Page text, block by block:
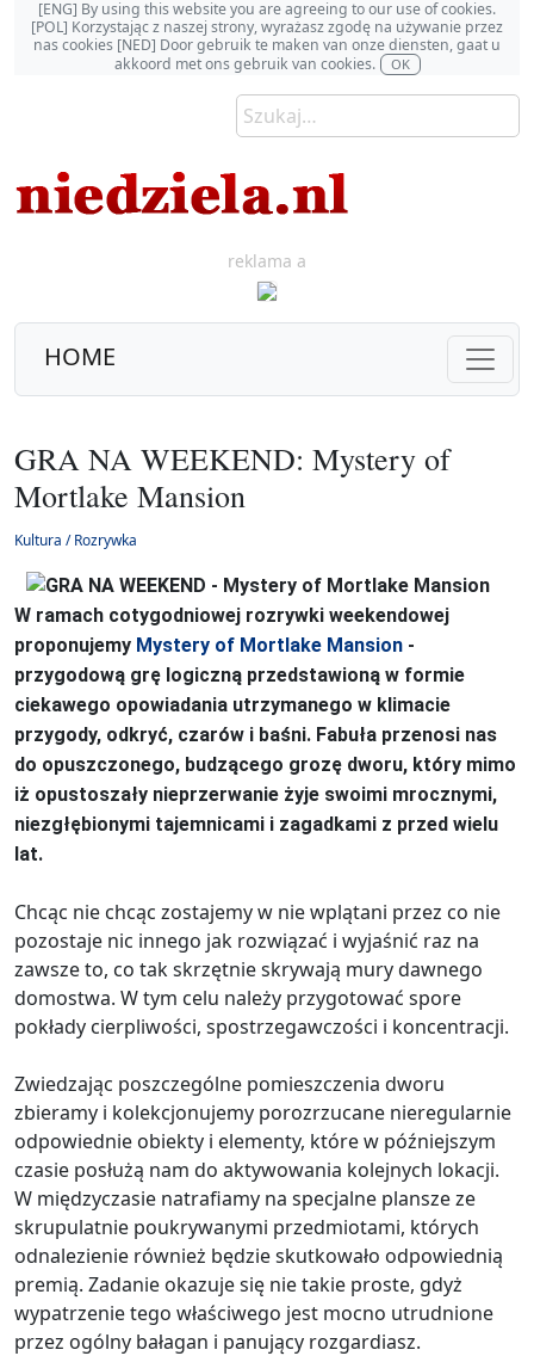
[ENG] By using this website you are agreeing to our use of cookies.
[POL] Korzystając z naszej strony, wyrażasz zgodę na używanie przez
nas cookies [NED] Door gebruik te maken van onze diensten, gaat u
akkoord met ons gebruik van cookies.
OK
reklama a
HOME
GRA NA WEEKEND: Mystery of
Mortlake Mansion
Kultura / Rozrywka
W ramach cotygodniowej rozrywki weekendowej
proponujemy Mystery of Mortlake Mansion -
przygodową grę logiczną przedstawioną w formie
ciekawego opowiadania utrzymanego w klimacie
przygody, odkryć, czarów i baśni. Fabuła przenosi nas
do opuszczonego, budzącego grozę dworu, który mimo
iż opustoszały nieprzerwanie żyje swoimi mrocznymi,
niezgłębionymi tajemnicami i zagadkami z przed wielu
lat.
Chcąc nie chcąc zostajemy w nie wplątani przez co nie
pozostaje nic innego jak rozwiązać i wyjaśnić raz na
zawsze to, co tak skrzętnie skrywają mury dawnego
domostwa. W tym celu należy przygotować spore
pokłady cierpliwości, spostrzegawczości i koncentracji.
Zwiedzając poszczególne pomieszczenia dworu
zbieramy i kolekcjonujemy porozrzucane nieregularnie
odpowiednie obiekty i elementy, które w późniejszym
czasie posłużą nam do aktywowania kolejnych lokacji.
W międzyczasie natrafiamy na specjalne plansze ze
skrupulatnie poukrywanymi przedmiotami, których
odnalezienie również będzie skutkowało odpowiednią
premią. Zadanie okazuje się nie takie proste, gdyż
wypatrzenie tego właściwego jest mocno utrudnione
przez ogólny bałagan i panujący rozgardiasz.